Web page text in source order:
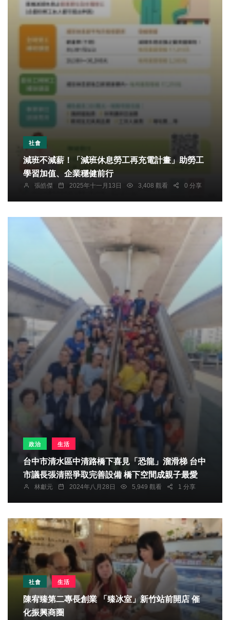
社會
減班不減薪！「減班休息勞工再充電計畫」助勞工
學習加值、企業穩健前行
張皓傑 2025年十一月13日 3,408 觀看 0 分享
政治 生活
台中市清水區中清路橋下喜見「恐龍」溜滑梯 台中
市議長張清照爭取完善設備 橋下空間成親子最愛
林獻元 2024年八月28日 5,949 觀看 1 分享
社會 生活
陳宥臻第二專長創業 「臻冰室」新竹站前開店 催
化振興商圈